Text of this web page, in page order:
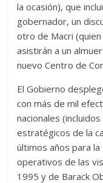
la ocasión), que
gobernador, un
otro de Macri
asistirán a un
nuevo Centro de
El Gobierno
con más de mil
nacionales
estratégicos de la
últimos años para
operativos de las
1995 y de Barack